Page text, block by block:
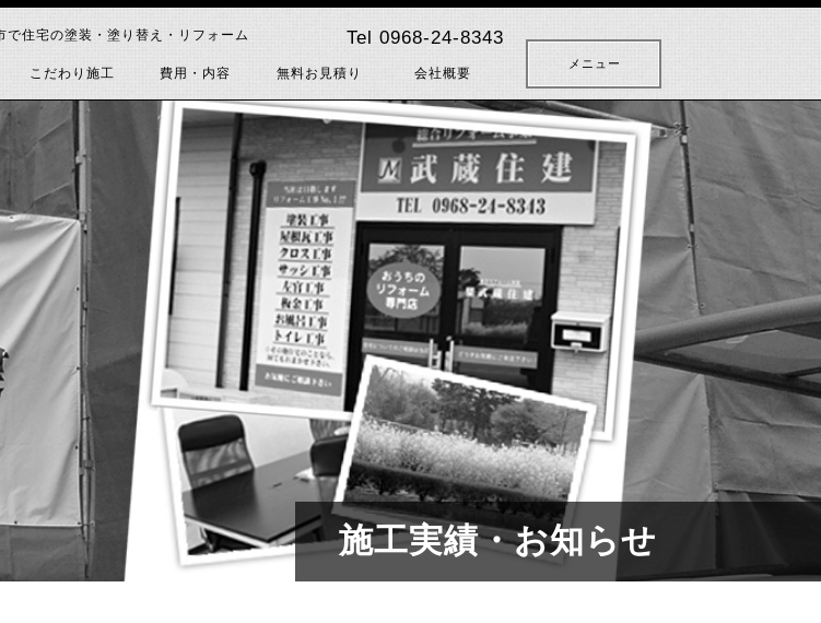
メニュー
こだわり施工 費用・内容 無料お見積り 会社概要
で住宅の塗装・塗り替え・リフォーム Tel 0968-24-8343
施工実績・お知らせ